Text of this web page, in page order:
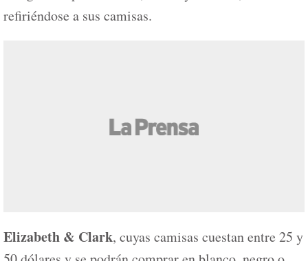
refiriéndose a sus camisas.
Elizabeth & Clark, cuyas camisas cuestan entre 25 y